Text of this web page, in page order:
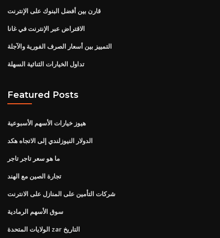
قارن بين أفضل البنوك على الإنترنت
الاقتراض عبر الإنترنت في غانا
التمييز بين أسعار الصرف الفورية والآجلة
تداول الخيارات الثنائية السهلة
Featured Posts
هيوز خيارات الأسهم الأسبوعية
الدولار النيوزلندي إلى الاتجاه هكد
ما هو سعر تاجر تاجر
تجارة الصين مع الهند
شركات التأمين على المنازل على الانترنت
سوق الأسهم الرمادية
الولايات المتحدة zar التاريخ